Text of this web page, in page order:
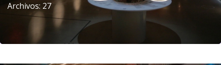
Archivos: 27